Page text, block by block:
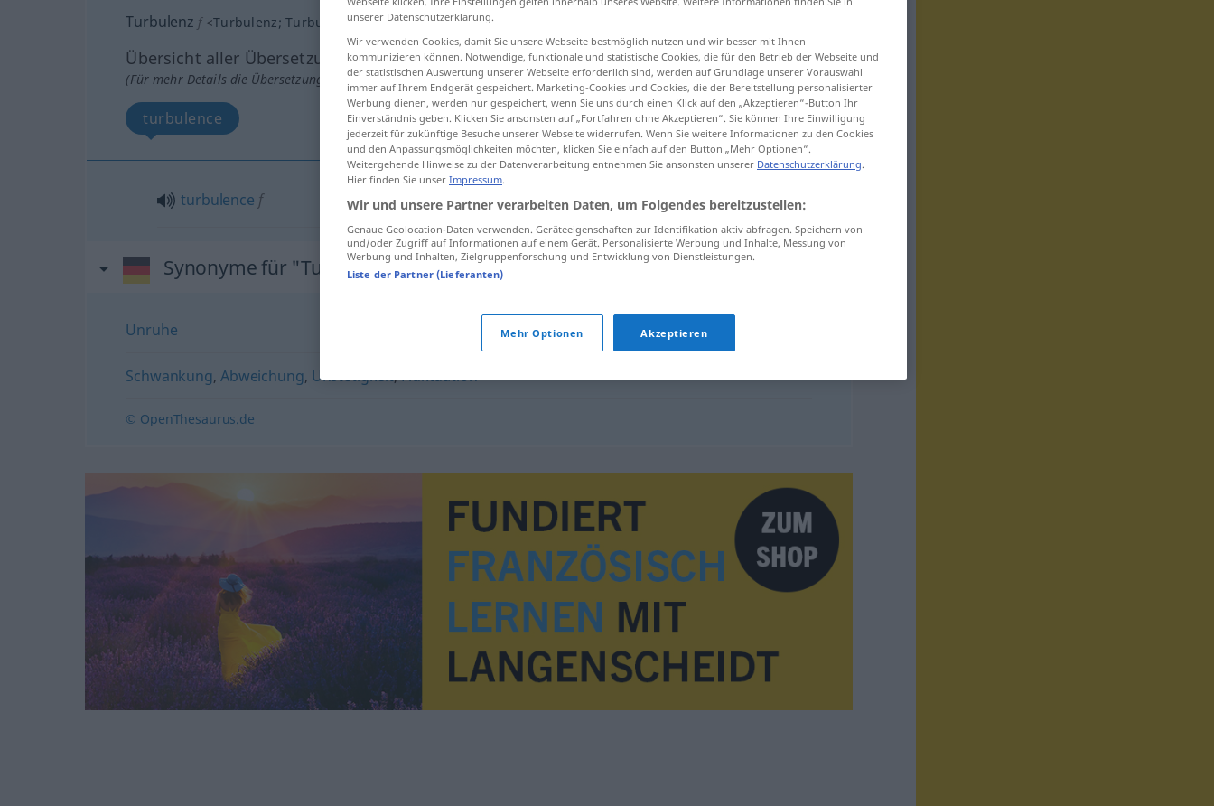
Turbulenz f <Turbulenz;Turbulenzen>
Übersicht aller Übersetzungen
(Für mehr Details die Übersetzung anklicken/antippen)
turbulence
turbulence f Turbulenz PHYS
Synonyme für "Turbulenz"
Unruhe
Schwankung,Abweichung, Unstetigkeit,Fluktuation
© OpenThesaurus.de
unserer Datenschutzerklärung.
Wir verwenden Cookies, damit Sie unsere Webseite bestmöglich nutzen und wir besser mit Ihnen
kommunizieren können. Notwendige, funktionale und statistische Cookies, die für den Betrieb der Webseite und
der statistischen Auswertung unserer Webseite erforderlich sind, werden auf Grundlage unserer Vorauswahl
immer auf Ihrem Endgerät gespeichert. Marketing-Cookies und Cookies, die der Bereitstellung personalisierter
Werbung dienen, werden nur gespeichert, wenn Sie uns durch einen Klick auf den „Akzeptieren“-Button Ihr
Einverständnis geben. Klicken Sie ansonsten auf „Fortfahren ohne Akzeptieren“. Sie können Ihre Einwilligung
jederzeit für zukünftige Besuche unserer Webseite widerrufen. Wenn Sie weitere Informationen zu den Cookies
und den Anpassungsmöglichkeiten möchten, klicken Sie einfach auf den Button „Mehr Optionen“.
Weitergehende Hinweise zu der Datenverarbeitung entnehmen Sie ansonsten unserer Datenschutzerklärung.
Hier finden Sie unser Impressum.
Wir und unsere Partner verarbeiten Daten, um Folgendes bereitzustellen:
Genaue Geolocation-Daten verwenden. Geräteeigenschaften zur Identifikation aktiv abfragen. Speichern von
und/oder Zugriff auf Informationen auf einem Gerät. Personalisierte Werbung und Inhalte, Messung von
Werbung und Inhalten, Zielgruppenforschung und Entwicklung von Dienstleistungen.
Liste der Partner (Lieferanten)
Mehr Optionen Akzeptieren